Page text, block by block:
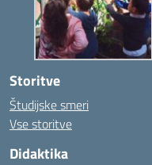
Storitve
Študijske smeri
Vse storitve
Didaktika